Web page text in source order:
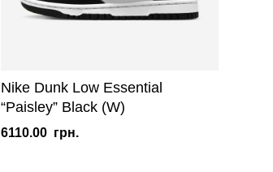
Nike Dunk Low Essential
“Paisley” Black (W)
6110.00 грн.